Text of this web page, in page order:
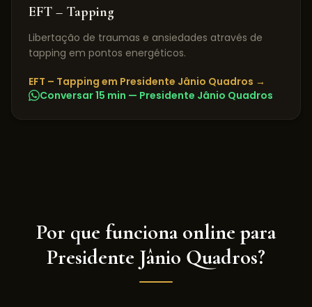
EFT – Tapping
Libertação de traumas e ansiedades através de
tapping em pontos energéticos.
EFT – Tapping em Presidente Jânio Quadros →
Conversar 15 min — Presidente Jânio Quadros
Por que funciona online para
Presidente Jânio Quadros?